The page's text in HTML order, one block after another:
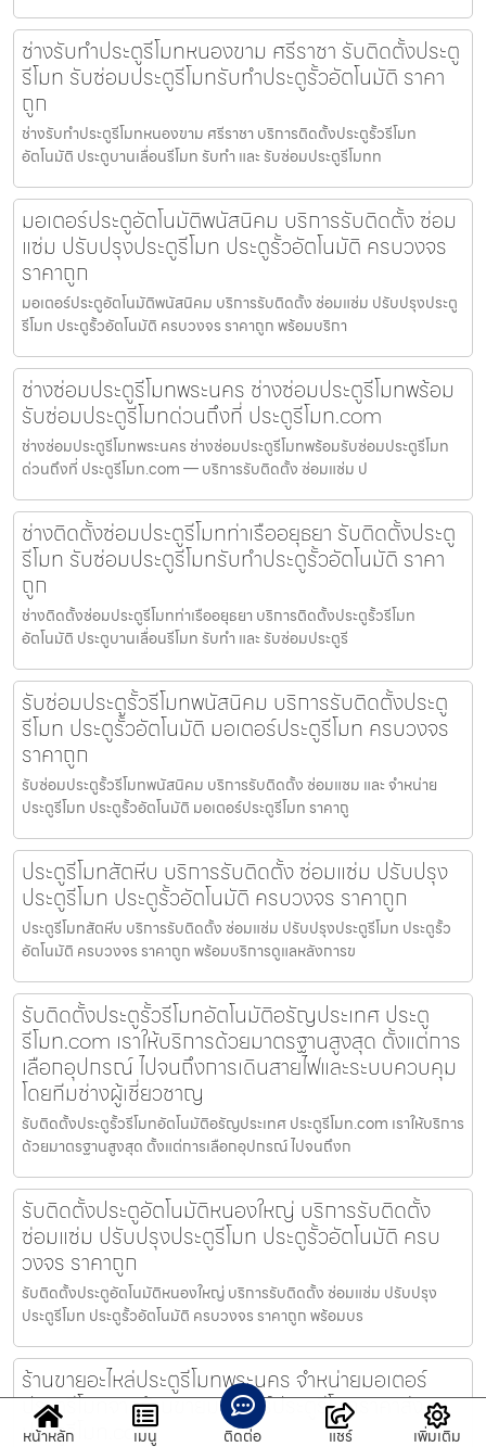
ช่างรับทำประตูรีโมทหนองขาม ศรีราชา รับติดตั้งประตู
รีโมท รับซ่อมประตูรีโมทรับทำประตูรั้วอัตโนมัติ ราคา
ถูก
ช่างรับทำประตูรีโมทหนองขาม ศรีราชา บริการติดตั้งประตูรั้วรีโมท
อัตโนมัติ ประตูบานเลื่อนรีโมท รับทำ และ รับซ่อมประตูรีโมทท
มอเตอร์ประตูอัตโนมัติพนัสนิคม บริการรับติดตั้ง ซ่อม
แซ่ม ปรับปรุงประตูรีโมท ประตูรั้วอัตโนมัติ ครบวงจร
ราคาถูก
มอเตอร์ประตูอัตโนมัติพนัสนิคม บริการรับติดตั้ง ซ่อมแซ่ม ปรับปรุงประตู
รีโมท ประตูรั้วอัตโนมัติ ครบวงจร ราคาถูก พร้อมบริกา
ช่างซ่อมประตูรีโมทพระนคร ช่างซ่อมประตูรีโมทพร้อม
รับซ่อมประตูรีโมทด่วนถึงที่ ประตูรีโมท.com
ช่างซ่อมประตูรีโมทพระนคร ช่างซ่อมประตูรีโมทพร้อมรับซ่อมประตูรีโมท
ด่วนถึงที่ ประตูรีโมท.com — บริการรับติดตั้ง ซ่อมแซ่ม ป
ช่างติดตั้งซ่อมประตูรีโมทท่าเรืออยุธยา รับติดตั้งประตู
รีโมท รับซ่อมประตูรีโมทรับทำประตูรั้วอัตโนมัติ ราคา
ถูก
ช่างติดตั้งซ่อมประตูรีโมทท่าเรืออยุธยา บริการติดตั้งประตูรั้วรีโมท
อัตโนมัติ ประตูบานเลื่อนรีโมท รับทำ และ รับซ่อมประตูรี
รับซ่อมประตูรั้วรีโมทพนัสนิคม บริการรับติดตั้งประตู
รีโมท ประตูรั้วอัตโนมัติ มอเตอร์ประตูรีโมท ครบวงจร
ราคาถูก
รับซ่อมประตูรั้วรีโมทพนัสนิคม บริการรับติดตั้ง ซ่อมแซม และ จำหน่าย
ประตูรีโมท ประตูรั้วอัตโนมัติ มอเตอร์ประตูรีโมท ราคาถู
ประตูรีโมทสัตหีบ บริการรับติดตั้ง ซ่อมแซ่ม ปรับปรุง
ประตูรีโมท ประตูรั้วอัตโนมัติ ครบวงจร ราคาถูก
ประตูรีโมทสัตหีบ บริการรับติดตั้ง ซ่อมแซ่ม ปรับปรุงประตูรีโมท ประตูรั้ว
อัตโนมัติ ครบวงจร ราคาถูก พร้อมบริการดูแลหลังการข
รับติดตั้งประตูรั้วรีโมทอัตโนมัติอรัญประเทศ ประตู
รีโมท.com เราให้บริการด้วยมาตรฐานสูงสุด ตั้งแต่การ
เลือกอุปกรณ์ ไปจนถึงการเดินสายไฟและระบบควบคุม
โดยทีมช่างผู้เชี่ยวชาญ
รับติดตั้งประตูรั้วรีโมทอัตโนมัติอรัญประเทศ ประตูรีโมท.com เราให้บริการ
ด้วยมาตรฐานสูงสุด ตั้งแต่การเลือกอุปกรณ์ ไปจนถึงก
รับติดตั้งประตูอัตโนมัติหนองใหญ่ บริการรับติดตั้ง
ซ่อมแซ่ม ปรับปรุงประตูรีโมท ประตูรั้วอัตโนมัติ ครบ
วงจร ราคาถูก
รับติดตั้งประตูอัตโนมัติหนองใหญ่ บริการรับติดตั้ง ซ่อมแซ่ม ปรับปรุง
ประตูรีโมท ประตูรั้วอัตโนมัติ ครบวงจร ราคาถูก พร้อมบร
ร้านขายอะไหล่ประตูรีโมทพระนคร จำหน่ายมอเตอร์
ประตูรีโมทจากร้านขายมอเตอร์ประตูรีโมทราคาส่ง
ประตูรีโมท.com
หน้าหลัก เมนู ติดต่อ แชร์ เพิ่มเติม